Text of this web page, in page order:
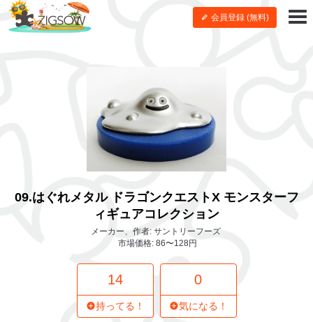
会員登録 (無料)
09.はぐれメタル ドラゴンクエストX モンスターフ
ィギュアコレクション
メーカー、作者: サントリーフーズ
市場価格: 86〜128円
14
持ってる！
0
気になる！